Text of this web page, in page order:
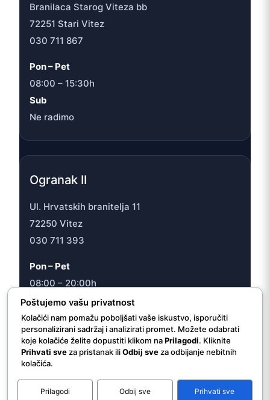
Branilaca Starog Viteza bb
72251 Stari Vitez
030 711 867
Pon – Pet
08:00 – 15:30h
Sub
Ne radimo
Ogranak II
Ul. Hrvatskih branitelja 11
72250 Vitez
030 711 393
Pon – Pet
08:00 – 20:00h
Sub
08:00 – 16:30h
© 2026 JU “Internacionalna ljekarna/apoteka Vitez”
Poštujemo vašu privatnost
Kolačići nam pomažu poboljšati vaše iskustvo, isporučiti
personalizirani sadržaj i analizirati promet. Možete odabrati
koje kolačiće želite dopustiti klikom naPrilagodi. Kliknite
Prihvati sveza pristanak iliOdbij sveza odbijanje nebitnih
kolačića.
Prilagodi Odbij sve Prihvati sve